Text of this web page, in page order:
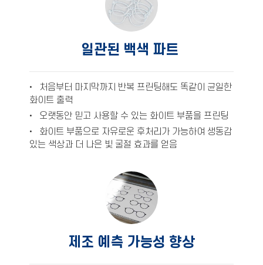
일관된 백색 파트
• 처음부터 마지막까지 반복 프린팅해도 똑같이 균일한
화이트 출력
• 오랫동안 믿고 사용할 수 있는 화이트 부품을 프린팅
• 화이트 부품으로 자유로운 후처리가 가능하여 생동감
있는 색상과 더 나은 빛 굴절 효과를 얻음
제조 예측 가능성 향상